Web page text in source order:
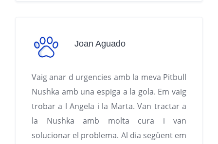
Joan Aguado
Vaig anar d urgencies amb la meva Pitbull
Nushka amb una espiga a la gola. Em vaig
trobar a l Angela i la Marta. Van tractar a
la Nushka amb molta cura i van
solucionar el problema. Al dia següent em